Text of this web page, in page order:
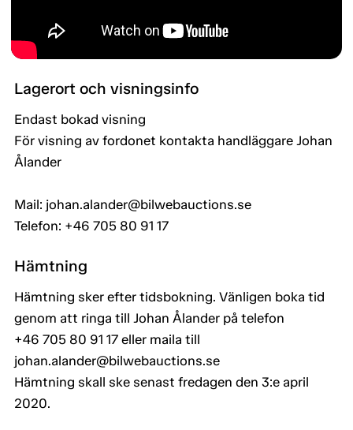
Lagerort och visningsinfo
Endast bokad visning
För visning av fordonet kontakta handläggare Johan
Ålander
Mail: johan.alander@bilwebauctions.se
Telefon: +46 705 80 91 17
Hämtning
Hämtning sker efter tidsbokning. Vänligen boka tid
genom att ringa till Johan Ålander på telefon
+46 705 80 91 17 eller maila till
johan.alander@bilwebauctions.se
Hämtning skall ske senast fredagen den 3:e april
2020.